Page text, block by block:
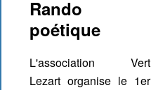
Rando
poétique
L'association Vert
Lezart organise le 1er